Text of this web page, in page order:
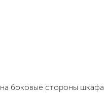
боковые стороны шкафа